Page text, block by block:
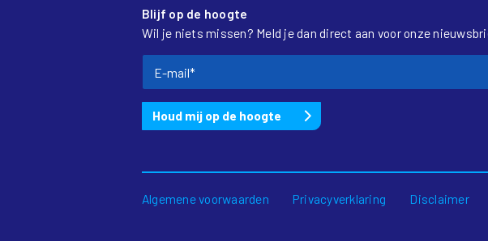
Blijf op de hoogte
Wil je niets missen? Meld je dan direct aan voor onze
Algemene voorwaarden Privacyverklaring Disclaimer